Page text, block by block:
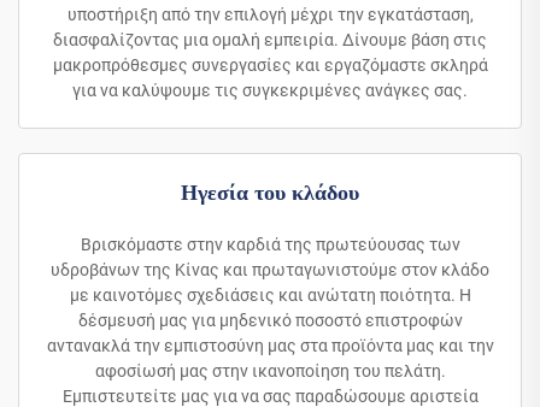
υποστήριξη από την επιλογή μέχρι την εγκατάσταση,
διασφαλίζοντας μια ομαλή εμπειρία. Δίνουμε βάση στις
μακροπρόθεσμες συνεργασίες και εργαζόμαστε σκληρά
για να καλύψουμε τις συγκεκριμένες ανάγκες σας.
Ηγεσία του κλάδου
Βρισκόμαστε στην καρδιά της πρωτεύουσας των
υδροβάνων της Κίνας και πρωταγωνιστούμε στον κλάδο
με καινοτόμες σχεδιάσεις και ανώτατη ποιότητα. Η
δέσμευσή μας για μηδενικό ποσοστό επιστροφών
αντανακλά την εμπιστοσύνη μας στα προϊόντα μας και την
αφοσίωσή μας στην ικανοποίηση του πελάτη.
Εμπιστευτείτε μας για να σας παραδώσουμε αριστεία